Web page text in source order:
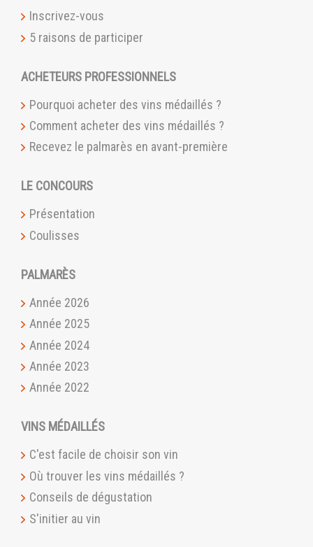
Inscrivez-vous
5 raisons de participer
ACHETEURS PROFESSIONNELS
Pourquoi acheter des vins médaillés ?
Comment acheter des vins médaillés ?
Recevez le palmarès en avant-première
LE CONCOURS
Présentation
Coulisses
PALMARÈS
Année 2026
Année 2025
Année 2024
Année 2023
Année 2022
VINS MÉDAILLÉS
C'est facile de choisir son vin
Où trouver les vins médaillés ?
Conseils de dégustation
S'initier au vin